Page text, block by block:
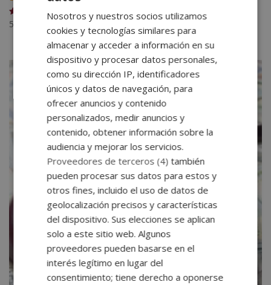
Valorado
con
560
Nosotros y nuestros socios utilizamos
cookies y tecnologías similares para
almacenar y acceder a información en su
dispositivo y procesar datos personales,
como su dirección IP, identificadores
únicos y datos de navegación, para
ofrecer anuncios y contenido
personalizados, medir anuncios y
contenido, obtener información sobre la
audiencia y mejorar los servicios.
Proveedores de terceros (4) también
pueden procesar sus datos para estos y
otros fines, incluido el uso de datos de
geolocalización precisos y características
del dispositivo. Sus elecciones se aplican
solo a este sitio web. Algunos
proveedores pueden basarse en el
interés legítimo en lugar del
consentimiento; tiene derecho a oponerse